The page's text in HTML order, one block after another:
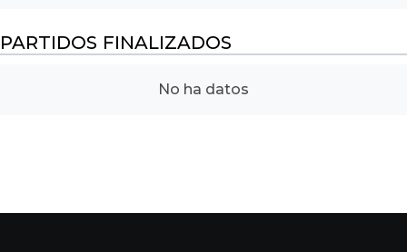
PARTIDOS FINALIZADOS
No ha datos